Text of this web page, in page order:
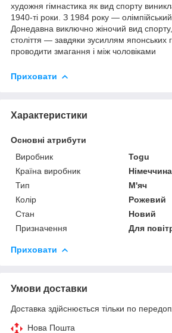
художня гімнастика як вид спорту
1940-ті роки. З 1984 року —
Донедавна виключно жіночий вид
століття — завдяки зусиллям японських
проводити змагання і між чоловіками
Приховати
Характеристики
Основні атрибути
Виробник
Togu
Країна виробник
Німеччина
Тип
М'яч
Колір
Рожевий
Стан
Новий
Призначення
Для
Приховати
Умови доставки
Доставка здійснюється тільки по
Нова Пошта